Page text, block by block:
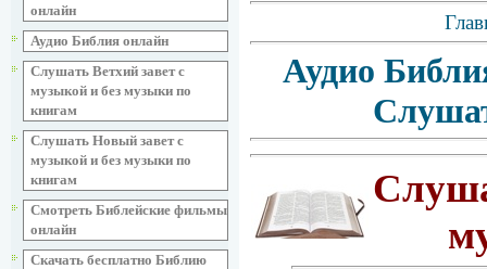
онлайн
Аудио Библия онлайн
Слушать Ветхий завет с
музыкой и без музыки по
книгам
Слушать Новый завет с
музыкой и без музыки по
книгам
Смотреть Библейские фильмы
онлайн
Скачать бесплатно Библию
Аудио